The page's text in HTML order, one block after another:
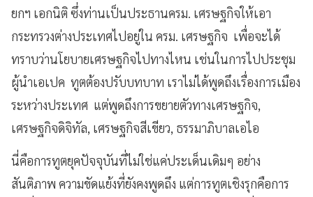
ยกฯ เอกนิติ ซึ่งท่านเป็นประธานครม. เศรษฐกิจให้เอา
กระทรวงต่างประเทศไปอยู่ใน ครม. เศรษฐกิจ เพื่อจะได้
ทราบว่านโยบายเศรษฐกิจไปทางไหน เช่นในการไปประชุม
ผู้นำเอเปค ทูตต้องปรับบทบาท เราไม่ได้พูดถึงเรื่องการเมือง
ระหว่างประเทศ แต่พูดถึงการขยายตัวทางเศรษฐกิจ,
เศรษฐกิจดิจิทัล, เศรษฐกิจสีเขียว, ธรรมาภิบาลเอไอ
นี่คือการทูตยุคปัจจุบันที่ไม่ใช่แค่ประเด็นเดิมๆ อย่าง
สันติภาพ ความขัดแย้งที่ยังคงพูดถึง แต่การทูตเชิงรุกคือการ